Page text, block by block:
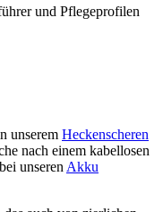
und Pflegeprofilen
unserem Heckenscheren
nach einem kabellosen
unseren Akku